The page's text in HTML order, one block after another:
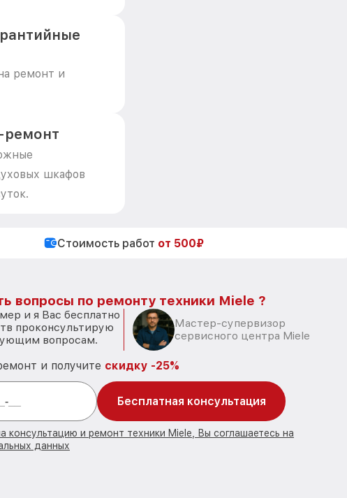
ремонт и
ремонт
шкафов
Стоимость работ от 500₽
вопросы по ремонту техники Miele ?
и я Вас бесплатно
проконсультирую
вопросам.
Мастер-супервизор
сервисного центра Miele
и получите скидку -25%
Бесплатная консультация
консультацию и ремонт техники Miele, Вы соглашаетесь на
данных